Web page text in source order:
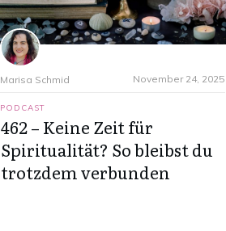
Marisa Schmid November 24, 2025
PODCAST
462 – Keine Zeit für
Spiritualität? So bleibst du
trotzdem verbunden